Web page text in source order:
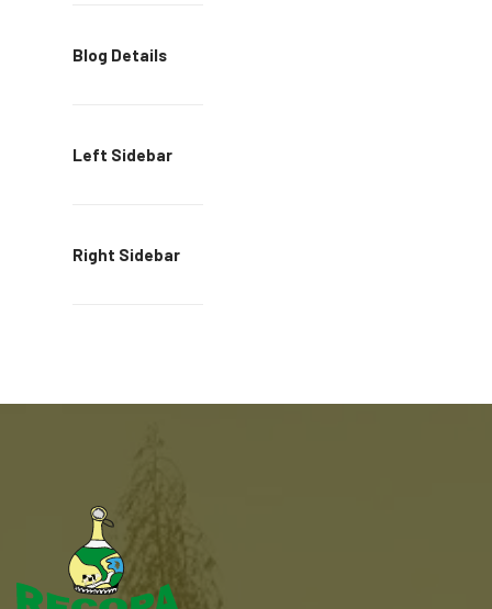
Blog Details
Left Sidebar
Right Sidebar